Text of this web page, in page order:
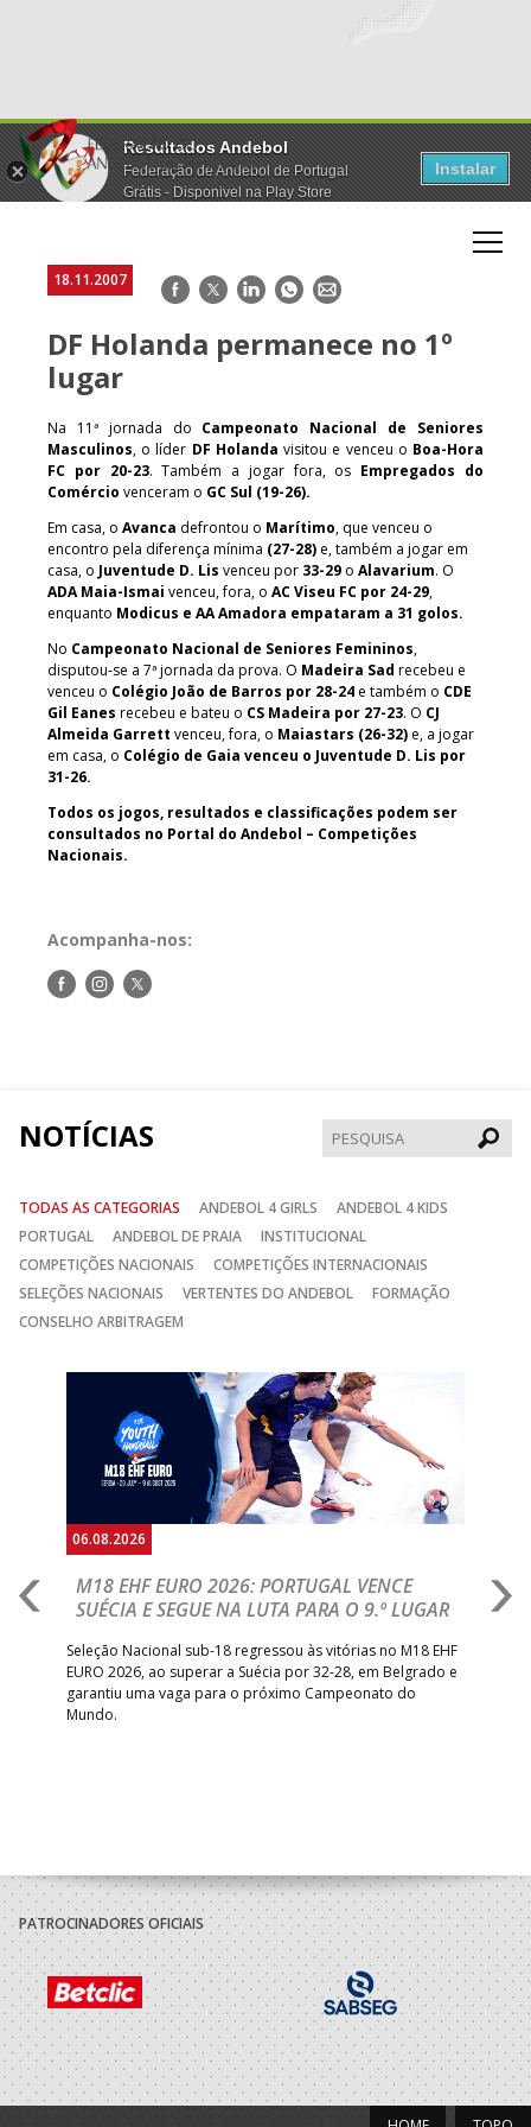
Resultados Andebol
Federação de Andebol de Portugal
Grátis - Disponivel na Play Store
Instalar
18.11.2007 Facebook
TwitterLinkedInWhatsApp
E-
DF Holanda permanece no 1º
lugar
Na 11ª jornada do Campeonato Nacional de Seniores
Masculinos, o líder DF Holanda visitou e venceu o Boa-Hora
FC por 20-23. Também a jogar fora, os Empregados do
Comércio venceram o GC Sul (19-26).
Em casa, o Avanca defrontou o Marítimo, que venceu o
encontro pela diferença mínima (27-28) e, também a jogar em
casa, o Juventude D. Lis venceu por 33-29 o Alavarium. O
ADA Maia-Ismai venceu, fora, o AC Viseu FC por 24-29,
enquanto Modicus e AA Amadora empataram a 31 golos.
No Campeonato Nacional de Seniores Femininos,
disputou-se a 7ª jornada da prova. O Madeira Sad recebeu e
venceu o Colégio João de Barros por 28-24 e também o CDE
Gil Eanes recebeu e bateu o CS Madeira por 27-23. O CJ
Almeida Garrett venceu, fora, o Maiastars (26-32) e, a jogar
em casa, o Colégio de Gaia venceu o Juventude D. Lis por
31-26.
Todos os jogos, resultados e classificações podem ser
consultados no Portal do Andebol – Competições
Nacionais.
Acompanha-nos:
Siga-Siga-Siga-
NOTÍCIAS
TODAS AS CATEGORIAS ANDEBOL 4 GIRLS
ANDEBOL 4 KIDS
PORTUGAL
ANDEBOL DE PRAIA
INSTITUCIONAL
COMPETIÇÕES NACIONAIS
COMPETIÇÕES INTERNACIONAIS
SELEÇÕES NACIONAIS
VERTENTES DO ANDEBOL
FORMAÇÃO
CONSELHO ARBITRAGEM
06.08.2026
M18 EHF EURO 2026: PORTUGAL VENCE
SUÉCIA E SEGUE NA LUTA PARA O 9.º LUGAR
Seleção Nacional sub-18 regressou às vitórias no M18 EHF
EURO 2026, ao superar a Suécia por 32-28, em Belgrado e
garantiu uma vaga para o próximo Campeonato do
Mundo.
PATROCINADORES OFICIAIS